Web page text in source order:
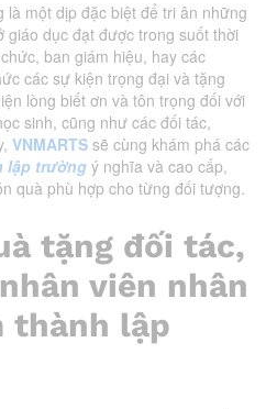
là một dịp đặc biệt để tri ân những
giáo dục đạt được trong suốt thời
ban giám hiệu, hay các
các sự kiện trọng đại và tặng
lòng biết ơn và tôn trọng đối với
sinh, cũng như các đối tác,
VNMARTS sẽ cùng khám phá các
lập trường ý nghĩa và cao cấp,
quà phù hợp cho từng đối tượng.
tặng đối tác,
viên nhân
thành lập